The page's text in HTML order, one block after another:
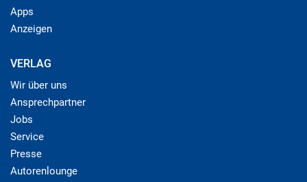
Apps
Anzeigen
VERLAG
Wir über uns
Ansprechpartner
Jobs
Service
Presse
Autorenlounge